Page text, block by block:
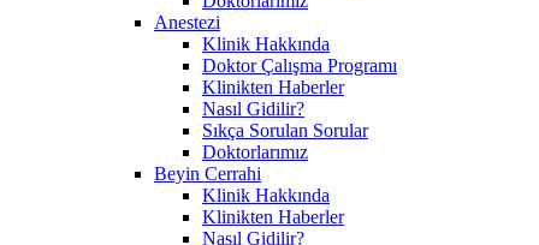
Anestezi
Klinik Hakkında
Doktor Çalışma Programı
Klinikten Haberler
Nasıl Gidilir?
Sıkça Sorulan Sorular
Doktorlarımız
Beyin Cerrahi
Klinik Hakkında
Klinikten Haberler
Nasıl Gidilir?